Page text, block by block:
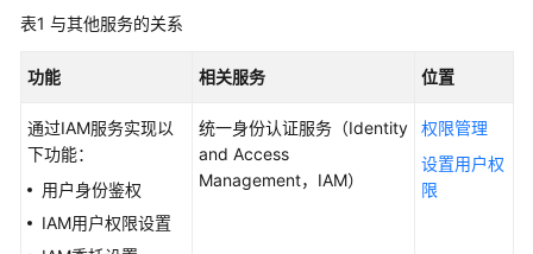
务
告
品
介
表1 与其他服务的关系
功能 相关服务 位置
通过IAM服务实现以
下功能：
用户身份鉴权
IAM用户权限设置
统一身份认证服务（Identity
and Access
Management，IAM）
权限管理
设置用户权
限